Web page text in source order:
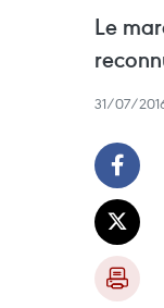
Le
31/07/